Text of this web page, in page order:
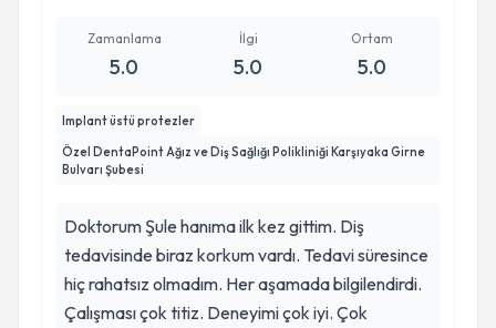
Zamanlama
5.0
İlgi
5.0
Ortam
5.0
Implant üstü protezler
Özel DentaPoint Ağız ve Diş Sağlığı Polikliniği Karşıyaka Girne
Bulvarı Şubesi
Doktorum Şule hanıma ilk kez gittim. Diş
tedavisinde biraz korkum vardı. Tedavi süresince
hiç rahatsız olmadım. Her aşamada bilgilendirdi.
Çalışması çok titiz. Deneyimi çok iyi. Çok